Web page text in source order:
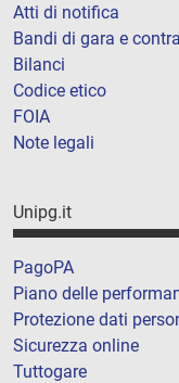
Atti di notifica
Bandi di gara e
Bilanci
Codice etico
FOIA
Note legali
Unipg.it
PagoPA
Piano delle
Protezione dati
Sicurezza online
Tuttogare